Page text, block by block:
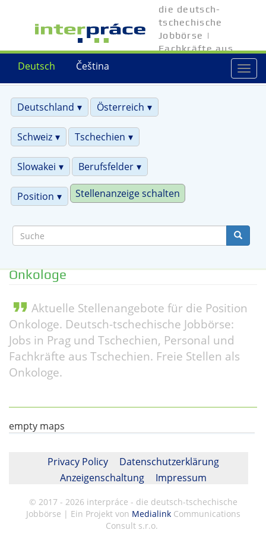
Čeština
Deutsch
die deutsch-
tschechische
Jobbörse |
Fachkräfte aus
Tschechien
Deutschland
Österreich
Schweiz Tschechien
Slowakei Berufsfelder
Position Stellenanzeige schalten
Onkologe
format_quote Aktuelle Stellenangebote für die Position
Onkologe. Deutsch-tschechische Jobbörse:
Jobs in Prag und Tschechien, Personal und
Fachkräfte aus Tschechien. Freie Stellen als
Onkologe.
empty maps
Privacy Policy
Datenschutzerklärung
Anzeigenschaltung
Impressum
© 2017 - 2026 interpráce - die deutsch-tschechische
Jobbörse | Ein Projekt von MedialinkCommunications
Consult s.r.o.